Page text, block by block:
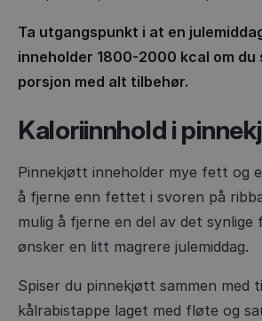
Ta utgangspunkt i at en
inneholder 1800-2000 kcal om du
porsjon med alt tilbehør.
Kaloriinnhold i
Pinnekjøtt inneholder mye fett og
å fjerne enn fettet i svoren på
mulig å fjerne en del av det
ønsker en litt magrere julemiddag.
Spiser du pinnekjøtt sammen med
kålrabistappe laget med fløte og